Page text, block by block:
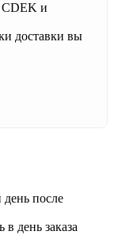
CDEK и
доставки вы
после
день заказа